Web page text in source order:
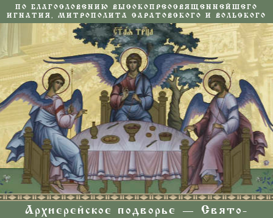
ПО БЛАГОСЛОВЕНИЮ ВЫСОКОПРЕОСВЯЩЕННЕЙШЕГО
ИГНАТИЯ, МИТРОПОЛИТА САРАТОВСКОГО И ВОЛЬСКОГО
Архиерейское подворье — Свято-